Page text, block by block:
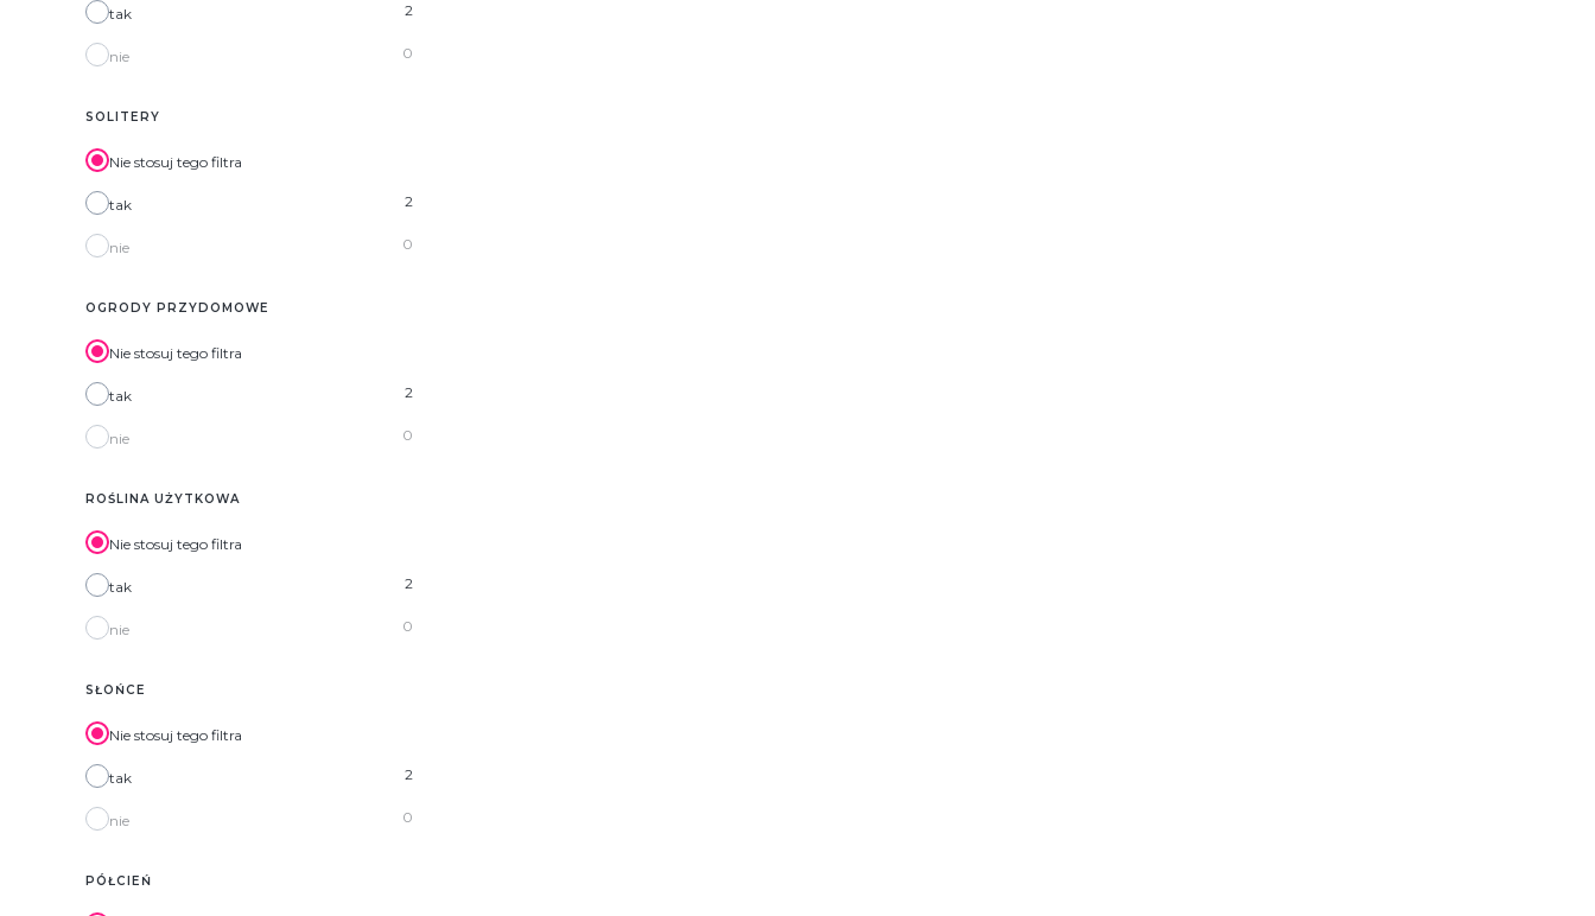
tak 2
nie 0
SOLITERY
Nie stosuj tego filtra
tak 2
nie 0
OGRODY PRZYDOMOWE
Nie stosuj tego filtra
tak 2
nie 0
ROŚLINA UŻYTKOWA
Nie stosuj tego filtra
tak 2
nie 0
SŁOŃCE
Nie stosuj tego filtra
tak 2
nie 0
PÓŁCIEŃ